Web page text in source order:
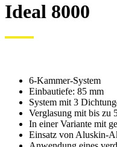
Ideal 8000
6-Kammer-System
Einbautiefe: 85 mm
System mit 3
Verglasung mit bis zu
In einer Variante mit
Einsatz von Aluskin-